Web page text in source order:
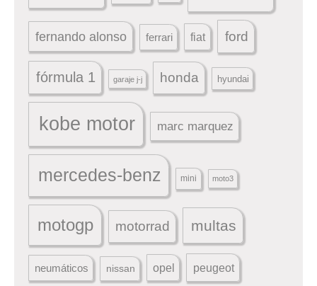
fernando alonso ferrari fiat ford
fórmula 1 garaje j-j honda hyundai
kobe motor marc marquez
mercedes-benz mini moto3
motogp motorrad multas
neumáticos nissan opel peugeot